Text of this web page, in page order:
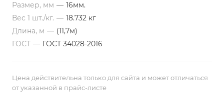
Размер, мм — 16мм.
Вес 1 шт./кг. — 18.732 кг
Длина, м — (11,7м)
ГОСТ — ГОСТ 34028-2016
Цена действительна только для сайта и может отличаться
от указанной в прайс-листе